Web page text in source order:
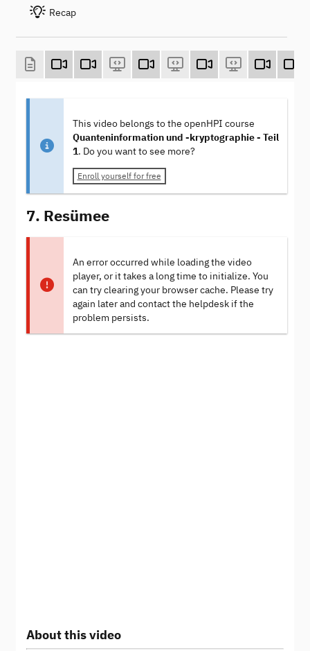
Recap
This video belongs to the openHPI course
Quanteninformation und -kryptographie - Teil
1. Do you want to see more?
Enroll yourself for free
7. Resümee
An error occurred while loading the video
player, or it takes a long time to initialize. You
can try clearing your browser cache. Please try
again later and contact the helpdesk if the
problem persists.
About this video